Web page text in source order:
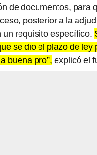
de documentos, para
posterior a la
un requisito específico.
se dio el plazo de
buena pro”, explicó el